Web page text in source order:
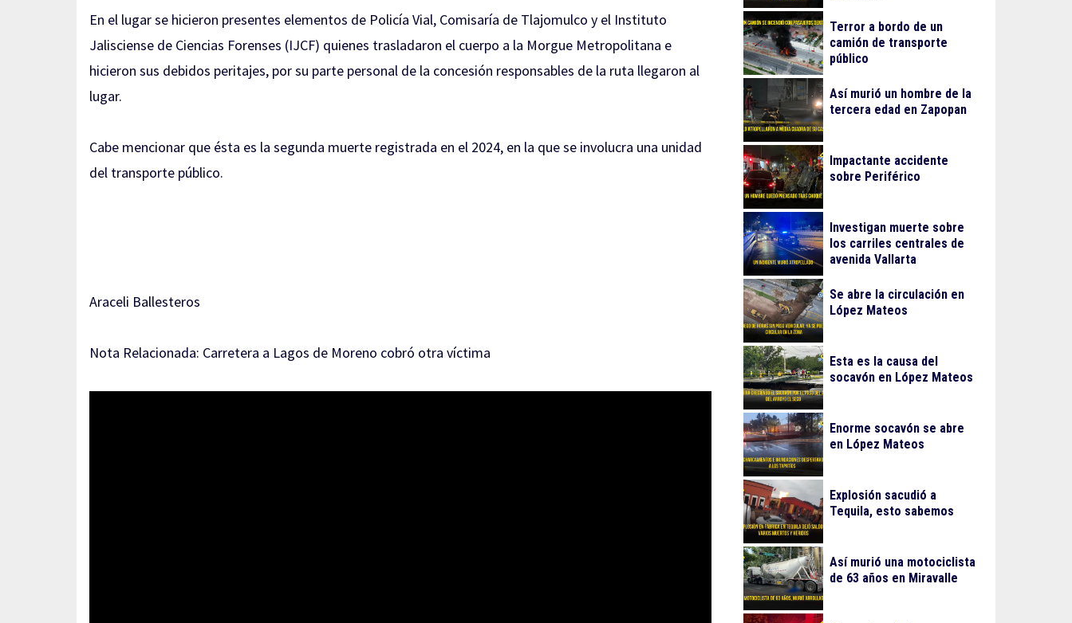
En el lugar se hicieron presentes elementos de Policía Vial, Comisaría de Tlajomulco y el Instituto
Jalisciense de Ciencias Forenses (IJCF) quienes trasladaron el cuerpo a la Morgue Metropolitana e
hicieron sus debidos peritajes, por su parte personal de la concesión responsables de la ruta llegaron al
lugar.
Cabe mencionar que ésta es la segunda muerte registrada en el 2024, en la que se involucra una unidad
del transporte público.
Araceli Ballesteros
Nota Relacionada: Carretera a Lagos de Moreno cobró otra víctima
Terror a bordo de un
camión de transporte
público
Así murió un hombre de la
tercera edad en Zapopan
Impactante accidente
sobre Periférico
Investigan muerte sobre
los carriles centrales de
avenida Vallarta
Se abre la circulación en
López Mateos
Esta es la causa del
socavón en López Mateos
Enorme socavón se abre
en López Mateos
Explosión sacudió a
Tequila, esto sabemos
Así murió una motociclista
de 63 años en Miravalle